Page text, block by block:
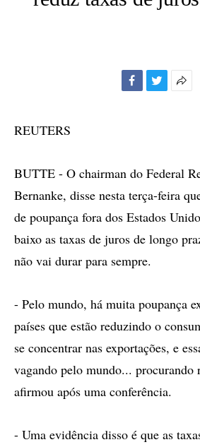
REUTERS
BUTTE - O chairman do Federal
Bernanke, disse nesta terça-feira
de poupança fora dos Estados
baixo as taxas de juros de longo
não vai durar para sempre.
- Pelo mundo, há muita poupança
países que estão reduzindo o
se concentrar nas exportações, e
vagando pelo mundo... procurando
afirmou após uma conferência.
- Uma evidência disso é que as